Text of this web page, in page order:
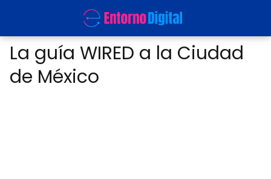
La guía WIRED a la Ciudad
de México